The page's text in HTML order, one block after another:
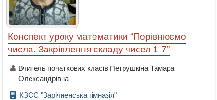
Конспект уроку математики “Порівнюємо
числа. Закріплення складу чисел 1-7”
Вчитель початкових класів Петрушкіна Тамара
Олександрівна
КЗСС "Зарічненська гімназія"